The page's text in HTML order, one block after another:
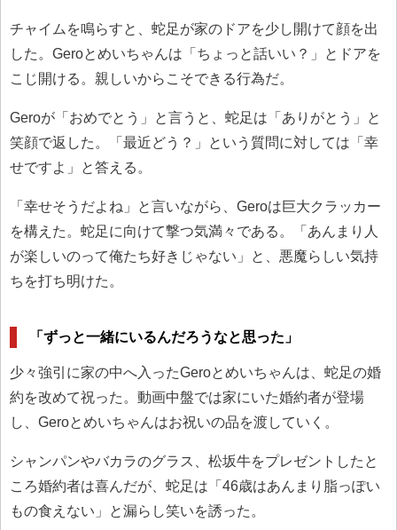
チャイムを鳴らすと、蛇足が家のドアを少し開けて顔を出
した。Geroとめいちゃんは「ちょっと話いい？」とドアを
こじ開ける。親しいからこそできる行為だ。
Geroが「おめでとう」と言うと、蛇足は「ありがとう」と
笑顔で返した。「最近どう？」という質問に対しては「幸
せですよ」と答える。
「幸せそうだよね」と言いながら、Geroは巨大クラッカー
を構えた。蛇足に向けて撃つ気満々である。「あんまり人
が楽しいのって俺たち好きじゃない」と、悪魔らしい気持
ちを打ち明けた。
「ずっと一緒にいるんだろうなと思った」
少々強引に家の中へ入ったGeroとめいちゃんは、蛇足の婚
約を改めて祝った。動画中盤では家にいた婚約者が登場
し、Geroとめいちゃんはお祝いの品を渡していく。
シャンパンやバカラのグラス、松坂牛をプレゼントしたと
ころ婚約者は喜んだが、蛇足は「46歳はあんまり脂っぽい
もの食えない」と漏らし笑いを誘った。